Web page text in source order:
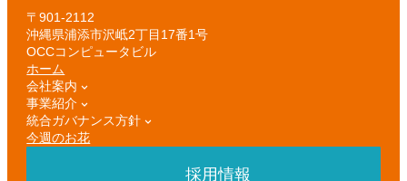
〒901-2112
沖縄県浦添市沢岻2丁目17番1号
OCCコンピュータビル
ホーム
会社案内
事業紹介
統合ガバナンス方針
今週のお花
採用情報